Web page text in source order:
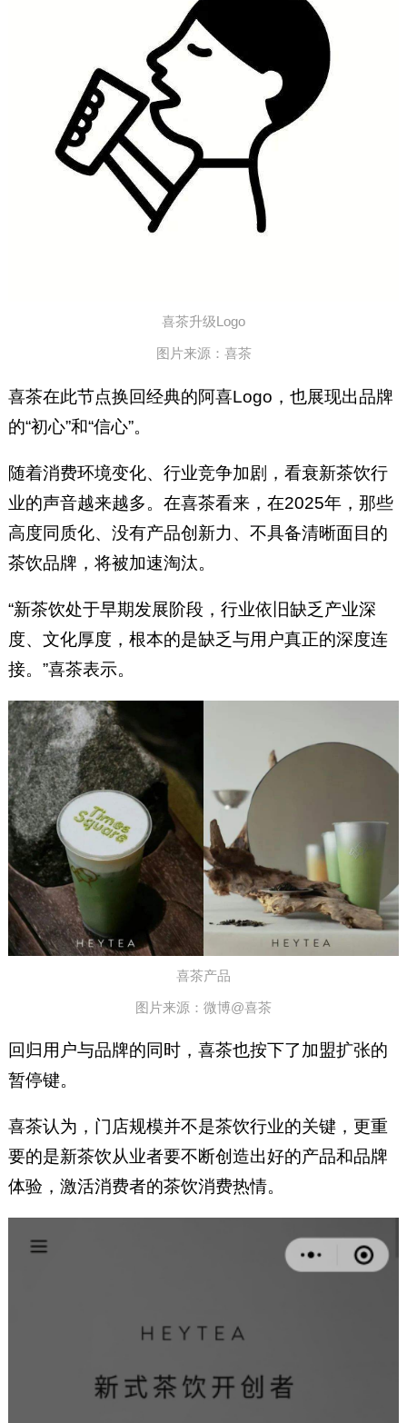
喜茶升级Logo
图片来源：喜茶
喜茶在此节点换回经典的阿喜Logo，也展现出品牌
的“初心”和“信心”。
随着消费环境变化、行业竞争加剧，看衰新茶饮行
业的声音越来越多。在喜茶看来，在2025年，那些
高度同质化、没有产品创新力、不具备清晰面目的
茶饮品牌，将被加速淘汰。
“新茶饮处于早期发展阶段，行业依旧缺乏产业深
度、文化厚度，根本的是缺乏与用户真正的深度连
接。”喜茶表示。
喜茶产品
图片来源：微博@喜茶
回归用户与品牌的同时，喜茶也按下了加盟扩张的
暂停键。
喜茶认为，门店规模并不是茶饮行业的关键，更重
要的是新茶饮从业者要不断创造出好的产品和品牌
体验，激活消费者的茶饮消费热情。